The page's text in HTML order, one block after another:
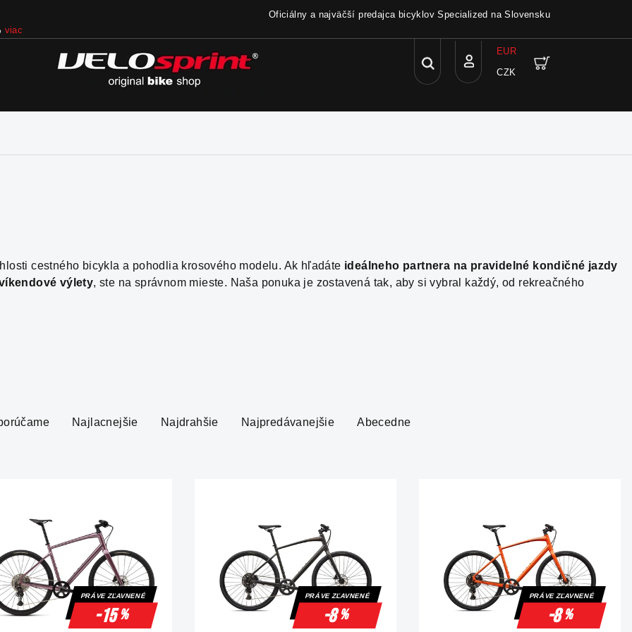
Oficiálny a najväčší predajca bicyklov Specialized na Slovensku
Hľadať
Prihlásenie
EUR
CZK
košík
cestného bicykla a pohodlia krosového modelu. Ak hľadáte ideálneho partnera na pravidelné kondičné jazdy
výlety, ste na správnom mieste. Naša ponuka je zostavená tak, aby si vybral každý, od rekreačného
Najlacnejšie Najdrahšie Najpredávanejšie Abecedne
PRÁVE ZĽAVNENÉ
-15%
PRÁVE ZĽAVNENÉ
-8%
PRÁVE ZĽAVNENÉ
-8%